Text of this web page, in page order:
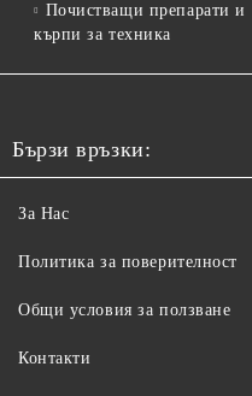
Почистващи препарати и
кърпи за техника
Бързи връзки:
За Нас
Политика за поверителност
Общи условия за ползване
Контакти